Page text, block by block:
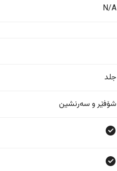
N/A
جلد
شۆفێر و سەرنشین